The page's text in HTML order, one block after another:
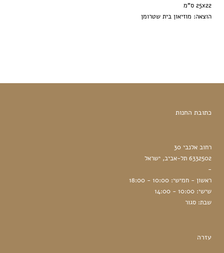
25x22 ס"מ
הוצאה: מוזיאון בית שטרומן
כתובת החנות
רחוב אלנבי 30
6332502 תל-אביב, ישראל
-
ראשון - חמישי: 10:00 - 18:00
שישי: 10:00 - 14:00
שבת: סגור
עזרה